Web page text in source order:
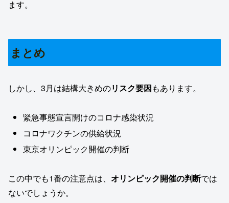
ます。
まとめ
しかし、3月は結構大きめのリスク要因もあります。
緊急事態宣言開けのコロナ感染状況
コロナワクチンの供給状況
東京オリンピック開催の判断
この中でも1番の注意点は、 オリンピック開催の判断では
ないでしょうか。